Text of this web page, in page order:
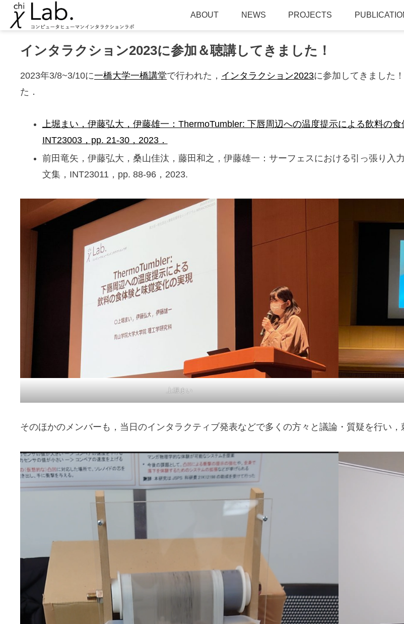
ABOUT NEWS PROJECTS
インタラクション2023に参加＆聴講してきました！
2023年3/8~3/10に一橋大学一橋講堂で行われた， インタラクション2023に参加してきました
た．
上堀まい，伊藤弘大，伊藤雄一：ThermoTumbler: 下唇周辺への温度提示による飲料の
INT23003，pp. 21-30，2023．
前田竜矢，伊藤弘大，桑山佳汰，藤田和之，伊藤雄一：サーフェスにおける引っ張り入
文集，INT23011，pp. 88-96，2023.
上堀まい
そのほかのメンバーも，当日のインタラクティブ発表などで多くの方々と議論・質疑を行い，